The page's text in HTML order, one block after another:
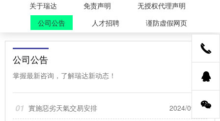
关于瑞达 免责声明
无授权代理声明
公司公告
人才招聘 谨防虚假网页
公司公告
掌握最新咨询，了解瑞达新动态！
01 實施惡劣天氣交易安排 2024/09/20